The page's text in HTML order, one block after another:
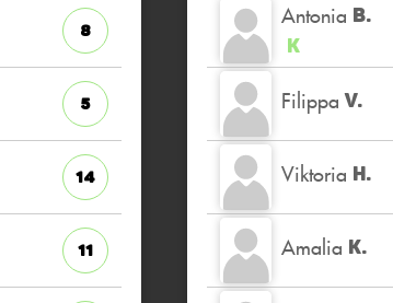
8
5
14
11
Antonia B.
K
Filippa V.
Viktoria H.
Amalia K.